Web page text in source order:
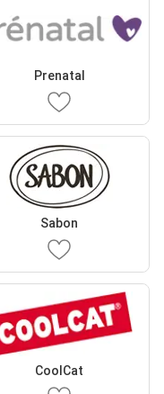
Prenatal
Sabon
CoolCat